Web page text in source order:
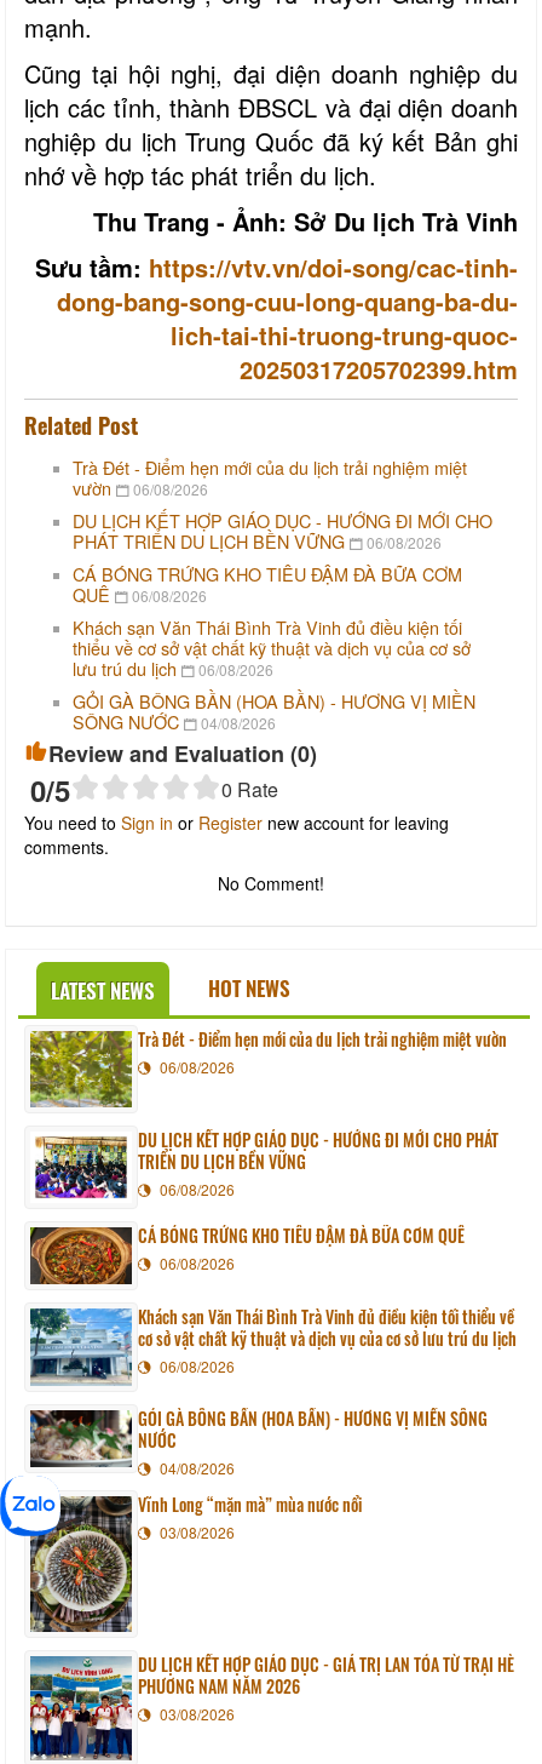
mạnh.
Cũng tại hội nghị, đại diện doanh nghiệp du
lịch các tỉnh, thành ĐBSCL và đại diện doanh
nghiệp du lịch Trung Quốc đã ký kết Bản ghi
nhớ về hợp tác phát triển du lịch.
Thu Trang - Ảnh: Sở Du lịch Trà Vinh
Sưu tầm: https://vtv.vn/doi-song/cac-tinh-
dong-bang-song-cuu-long-quang-ba-du-
lich-tai-thi-truong-trung-quoc-
20250317205702399.htm
Related Post
Trà Đét - Điểm hẹn mới của du lịch trải nghiệm miệt
vườn
06/08/2026
DU LỊCH KẾT HỢP GIÁO DỤC - HƯỚNG ĐI MỚI CHO
PHÁT TRIỂN DU LỊCH BỀN VỮNG
06/08/2026
CÁ BÓNG TRỨNG KHO TIÊU ĐẬM ĐÀ BỮA CƠM
QUÊ
06/08/2026
Khách sạn Văn Thái Bình Trà Vinh đủ điều kiện tối
thiểu về cơ sở vật chất kỹ thuật và dịch vụ của cơ sở
lưu trú du lịch
06/08/2026
GỎI GÀ BÔNG BẦN (HOA BẦN) - HƯƠNG VỊ MIỀN
SÔNG NƯỚC
04/08/2026
Review and Evaluation (0)
0/5 0 Rate
You need to Sign in or Register new account for leaving
comments.
No Comment!
LATEST NEWS HOT NEWS
Trà Đét - Điểm hẹn mới của du lịch trải nghiệm miệt vườn
06/08/2026
DU LỊCH KẾT HỢP GIÁO DỤC - HƯỚNG ĐI MỚI CHO PHÁT
TRIỂN DU LỊCH BỀN VỮNG
06/08/2026
CÁ BÓNG TRỨNG KHO TIÊU ĐẬM ĐÀ BỮA CƠM QUÊ
06/08/2026
Khách sạn Văn Thái Bình Trà Vinh đủ điều kiện tối thiểu về
cơ sở vật chất kỹ thuật và dịch vụ của cơ sở lưu trú du lịch
06/08/2026
GỎI GÀ BÔNG BẦN (HOA BẦN) - HƯƠNG VỊ MIỀN SÔNG
NƯỚC
04/08/2026
Vĩnh Long “mặn mà” mùa nước nổi
03/08/2026
DU LỊCH KẾT HỢP GIÁO DỤC - GIÁ TRỊ LAN TỎA TỪ TRẠI HÈ
PHƯƠNG NAM NĂM 2026
03/08/2026